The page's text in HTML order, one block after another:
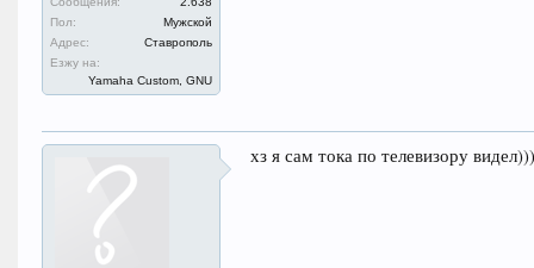
Пол:
Мужской
Адрес:
Ставрополь
Езжу на:
Yamaha Custom, GNU
хз я сам тока по телевизору видел)))